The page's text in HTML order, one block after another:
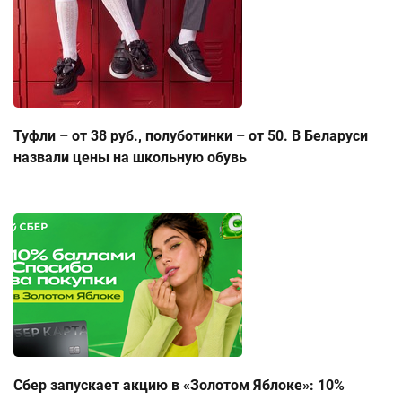
Туфли – от 38 руб., полуботинки – от 50. В Беларуси
назвали цены на школьную обувь
Сбер запускает акцию в «Золотом Яблоке»: 10%